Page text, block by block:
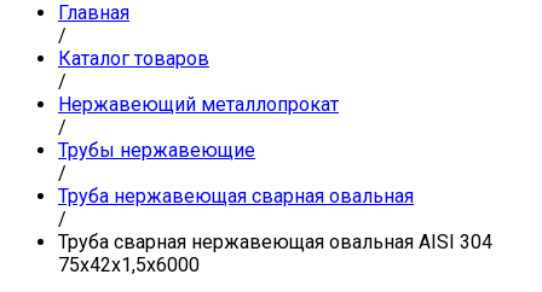
Главная
/
Каталог товаров
/
Нержавеющий металлопрокат
/
Трубы нержавеющие
/
Труба нержавеющая сварная овальная
/
Труба сварная нержавеющая овальная AISI 304
75х42х1,5х6000